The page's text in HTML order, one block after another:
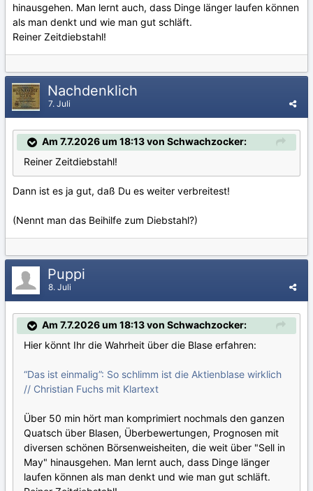
hinausgehen. Man lernt auch, dass Dinge länger laufen können
als man denkt und wie man gut schläft.
Reiner Zeitdiebstahl!
Nachdenklich
7. Juli
Am 7.7.2026 um 18:13 von Schwachzocker:
Reiner Zeitdiebstahl!
Dann ist es ja gut, daß Du es weiter verbreitest!
(Nennt man das Beihilfe zum Diebstahl?)
Puppi
8. Juli
Am 7.7.2026 um 18:13 von Schwachzocker:
Hier könnt Ihr die Wahrheit über die Blase erfahren:
“Das ist einmalig”: So schlimm ist die Aktienblase wirklich
// Christian Fuchs mit Klartext
Über 50 min hört man komprimiert nochmals den ganzen
Quatsch über Blasen, Überbewertungen, Prognosen mit
diversen schönen Börsenweisheiten, die weit über "Sell in
May" hinausgehen. Man lernt auch, dass Dinge länger
laufen können als man denkt und wie man gut schläft.